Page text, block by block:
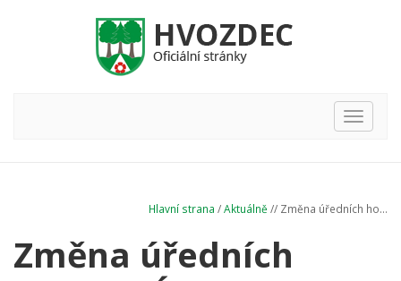
Hlavní
nabídka
Hlavní strana /Aktuálně // Změna úředních ho...
Změna úředních